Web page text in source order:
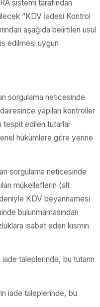
sistemi tarafından
“KDV İadesi Kontrol
aşağıda belirtilen usul
edilmesi uygun
sorgulama neticesinde
yapılan kontroller
tespit edilen tutarlar
hükümlere göre yerine
sorgulama neticesinde
mükelleflerin (alt
KDV beyannamesi
bulunmamasından
isabet eden kısmın
taleplerinde, bu tutarın
iade taleplerinde, bu